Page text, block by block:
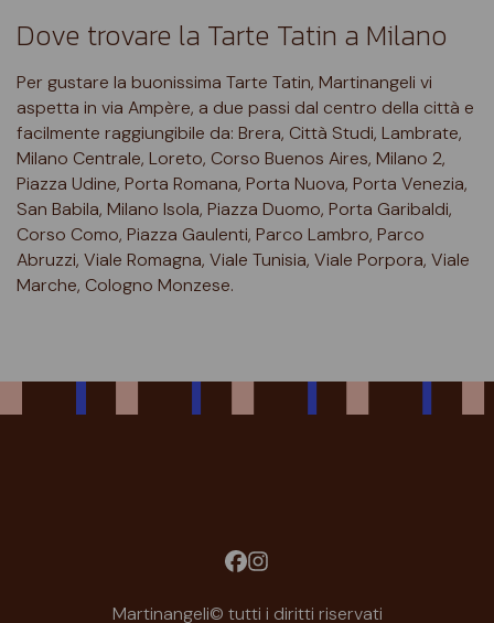
Dove trovare la Tarte Tatin a Milano
Per gustare la buonissima Tarte Tatin, Martinangeli vi
aspetta in via Ampère, a due passi dal centro della città e
facilmente raggiungibile da: Brera, Città Studi, Lambrate,
Milano Centrale, Loreto, Corso Buenos Aires, Milano 2,
Piazza Udine, Porta Romana, Porta Nuova, Porta Venezia,
San Babila, Milano Isola, Piazza Duomo, Porta Garibaldi,
Corso Como, Piazza Gaulenti, Parco Lambro, Parco
Abruzzi, Viale Romagna, Viale Tunisia, Viale Porpora, Viale
Marche, Cologno Monzese.
Martinangeli© tutti i diritti riservati